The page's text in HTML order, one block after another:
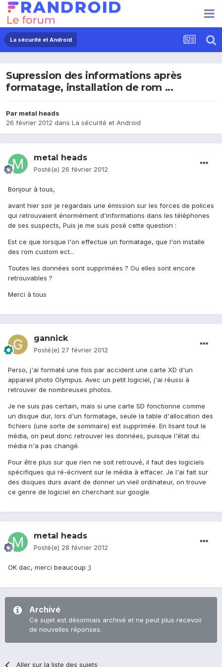
La sécurité et Android
Supression des informations après
formatage, installation de rom ...
Par metal heads
26 février 2012 dans La sécurité et Android
metal heads
Posté(e) 26 février 2012
Bonjour à tous,
avant hier soir je regardais une émission sur les forces de polices
qui retrouvaient énormément d'informations dans les téléphones
de ses suspects, Puis je me suis posé cette question :
Est ce que lorsque l'on effectue un formatage, que l'on installe
des rom custom ect...
Toutes les données sont supprimées ? Ou elles sont encore
retrouvables ?
Merci à tous
gannick
Posté(e) 27 février 2012
Perso, j'ai formaté une fois par accident une carte XD d'un
appareil photo Olympus. Avec un petit logiciel, j'ai réussi à
retrouver de nombreuses photos.
Je ne suis pas certain, mais si une carte SD fonctionne comme
un disque dur, lors d'un formatage, seule la table d'allocation des
fichiers (une sorte de sommaire) est supprimée. En lisant tout le
média, on peut donc retrouver les données, puisque l'état du
média n'a pas changé.
Pour être plus sur que rien ne soit retrouvé, il faut des logiciels
spécifiques qui ré-écrivent sur le média à effacer. Je l'ai fait sur
des disques durs avant de donner un vieil ordinateur, on trouve
ce genre de logiciel en cherchant sur google.
metal heads
Posté(e) 28 février 2012
OK dac, merci beaucoup ;)
Archivé
Ce sujet est désormais archivé et ne peut plus recevoir
de nouvelles réponses.
Aller sur la liste des sujets